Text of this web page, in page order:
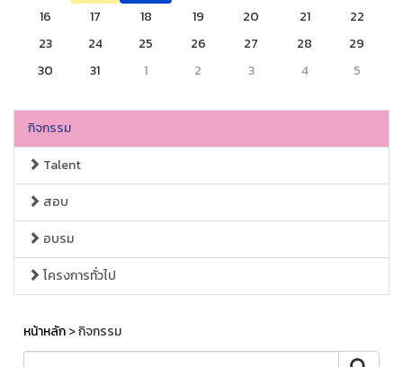
16
17 18 19 20 21
22
23
24 25 26 27 28
29
30
31 1 2 3 4 5
กิจกรรม
Talent
สอบ
อบรม
โครงการทั่วไป
หน้าหลัก> กิจกรรม